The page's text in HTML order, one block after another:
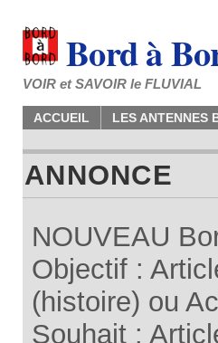
Bord à
VOIR et SAVOIR le FLUVIAL
ACCUEIL LES ANTENNES
ANNONCE
NOUVEAU
Objectif :
(histoire) ou
Souhait :